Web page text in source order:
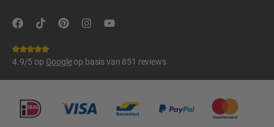
4.9/5 op Googleop basis van 851 reviews